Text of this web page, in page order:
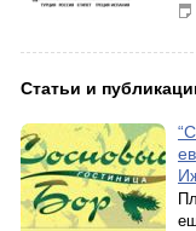
Статьи и